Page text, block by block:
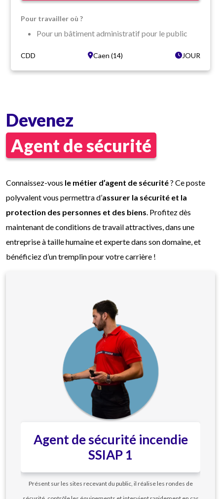
Pour travailler où ?
Pour un bâtiment administratif pour le public
Tenue complète fournie
CDD Caen (14) JOUR
Devenez
Agent de sécurité
Connaissez-vous le métier d’agent de sécurité? Ce poste
polyvalent vous permettra d’assurer la sécurité et la
protection des personnes et des biens. Profitez dès
maintenant de conditions de travail attractives, dans une
entreprise à taille humaine et experte dans son domaine, et
bénéficiez d’un tremplin pour votre carrière !
Agent de sécurité incendie
SSIAP 1
Présent sur les sites recevant du public, il réalise les rondes de